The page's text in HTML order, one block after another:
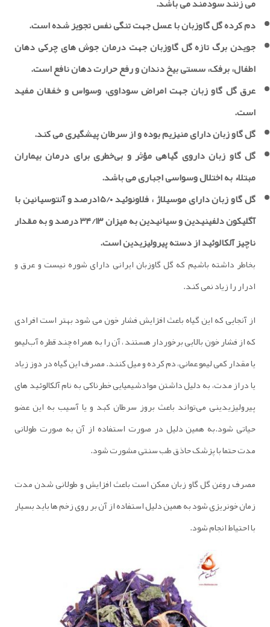
می زنند سودمند می باشد.
دم کرده گل گاوزبان با عسل جهت تنگی نفس تجویز شده است.
جویدن برگ تازه گل گاوزبان جهت درمان جوش های چرکی دهان
اطفال، برفک، سستی بیخ دندان و رفع حرارت دهان نافع است.
عرق گل گاو زبان جهت امراض سوداوی، وسواس و خفقان مفید
است.
گل گاو زبان دارای منیزیم بوده و از سرطان پیشگیری می کند.
گل گاو زبان داروی گیاهی مؤثر و بی‌خطری برای درمان بیماران
مبتلاء به اختلال وسواسی اجباری می باشد.
گل گاو زبان دارای موسیلاژ ، فلاونوئید ۱۵/۰درصد و آنتوسیانین با
آگلیکون دلفینیدین و سیانیدین به میزان ۳۴/۱۳ درصد و به مقدار
ناچیز آلکالوئید از دسته پیرولیزیدین است.
بخاطر داشته باشیم که گل گاوزبان ایرانی دارای شوره نیست و عرق و
ادرار را زیاد نمی کند.
از آنجایی که این گیاه باعث افزایش فشار خون می شود بهتر است افرادی
که از فشار خون بالایی برخوردار هستند ، آن را به ‌همراه چند قطره آب‌لیمو
یا مقدار کمی لیمو عمانی، دم کرده و میل کنند. مصرف این گیاه در دوز زیاد
یا دراز مدت، به دلیل داشتن موادشیمیایی خطرناکی به نام آلکالوئید های
پیرولیزیدینی می‌تواند باعث بروز سرطان کبد و یا آسیب به این عضو
حیاتی شود.به همین دلیل در صورت استفاده از آن به صورت طولانی
مدت حتما با پزشک حاذق طب سنتی مشورت شود.
مصرف روغن گل گاو زبان ممکن است باعث افزایش و طولانی شدن مدت
زمان خونریزی شود به همین دلیل استفاده از آن بر روی زخم ها باید بسیار
با احتیاط انجام شود.